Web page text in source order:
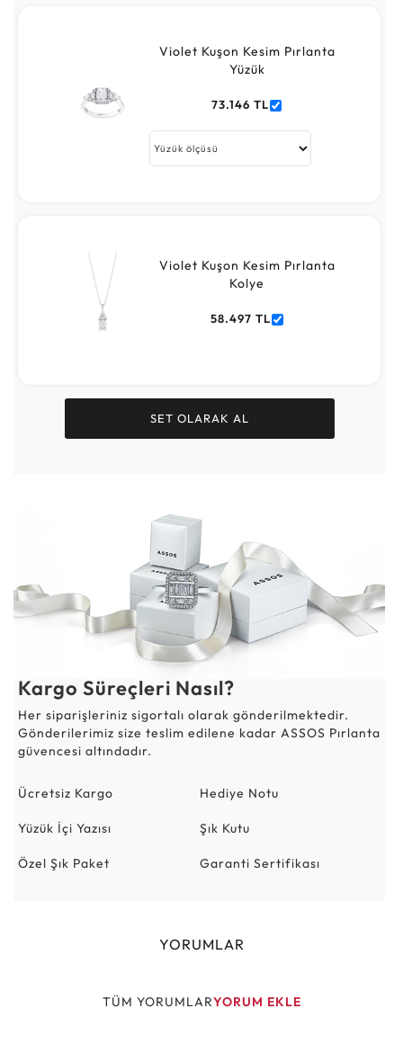
Violet Kuşon Kesim Pırlanta
Yüzük
73.146 TL
Violet Kuşon Kesim Pırlanta
Kolye
58.497 TL
SET OLARAK AL
Kargo Süreçleri Nasıl?
Her siparişleriniz sigortalı olarak gönderilmektedir.
Gönderilerimiz size teslim edilene kadar ASSOS Pırlanta
güvencesi altındadır.
Ücretsiz Kargo Hediye Notu
Yüzük İçi Yazısı Şık Kutu
Özel Şık Paket Garanti Sertifikası
YORUMLAR
TÜM YORUMLARYORUM EKLE